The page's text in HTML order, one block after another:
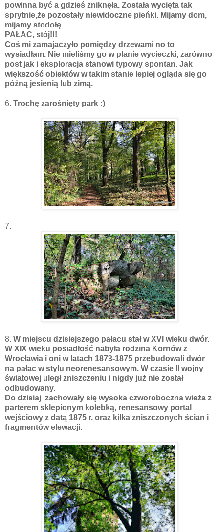
powinna być a gdzieś zniknęła. Została wycięta tak
sprytnie,że pozostały niewidoczne pieńki. Mijamy dom,
mijamy stodołę.
PAŁAC, stój!!!
Coś mi zamajaczyło pomiędzy drzewami no to
wysiadłam. Nie mieliśmy go w planie wycieczki, zarówno
post jak i eksploracja stanowi typowy spontan. Jak
większość obiektów w takim stanie lepiej ogląda się go
późną jesienią lub zimą.
6. Trochę zarośnięty park :)
7.
8. W miejscu dzisiejszego pałacu stał w XVI wieku dwór.
W XIX wieku posiadłość nabyła rodzina Kornów z
Wrocławia i oni w latach 1873-1875 przebudowali dwór
na pałac w stylu neorenesansowym. W czasie II wojny
światowej uległ zniszczeniu i nigdy już nie został
odbudowany.
Do dzisiaj zachowały się wysoka czworoboczna wieża z
parterem sklepionym kolebką, renesansowy portal
wejściowy z datą 1875 r. oraz kilka zniszczonych ścian i
fragmentów elewacji.